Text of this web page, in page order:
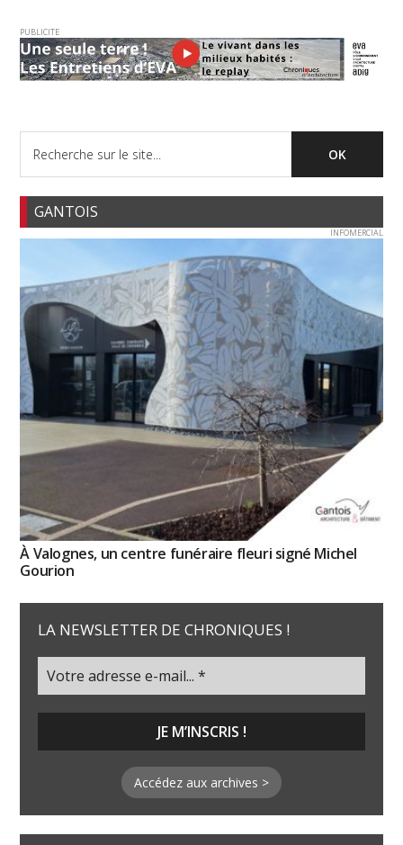
PUBLICITE
GANTOIS
INFOMERCIAL
À Valognes, un centre funéraire fleuri signé Michel
Gourion
LA NEWSLETTER DE CHRONIQUES !
Accédez aux archives >